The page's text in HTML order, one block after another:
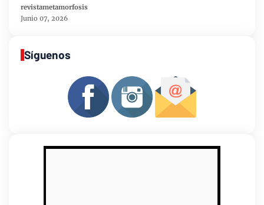
revistametamorfosis
Junio 07, 2026
Síguenos